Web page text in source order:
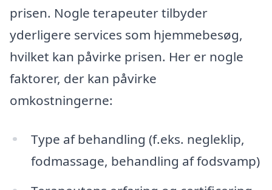
prisen. Nogle terapeuter tilbyder
yderligere services som hjemmebesøg,
hvilket kan påvirke prisen. Her er nogle
faktorer, der kan påvirke
omkostningerne:
Type af behandling (f.eks. negleklip,
fodmassage, behandling af fodsvamp)